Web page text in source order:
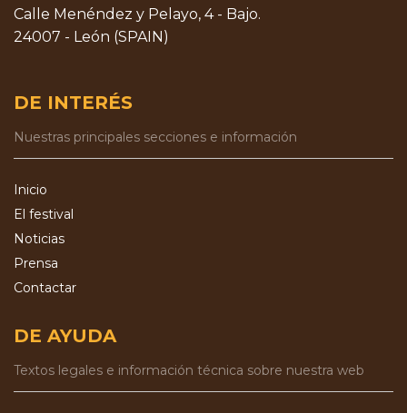
Calle Menéndez y Pelayo, 4 - Bajo.
24007 - León (SPAIN)
DE INTERÉS
Nuestras principales secciones e información
Inicio
El festival
Noticias
Prensa
Contactar
DE AYUDA
Textos legales e información técnica sobre nuestra web